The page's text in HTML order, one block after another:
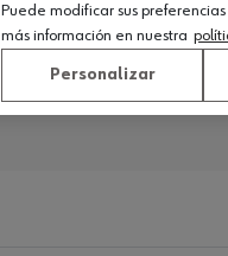
Puede modificar sus
más información en nuestra
Personalizar